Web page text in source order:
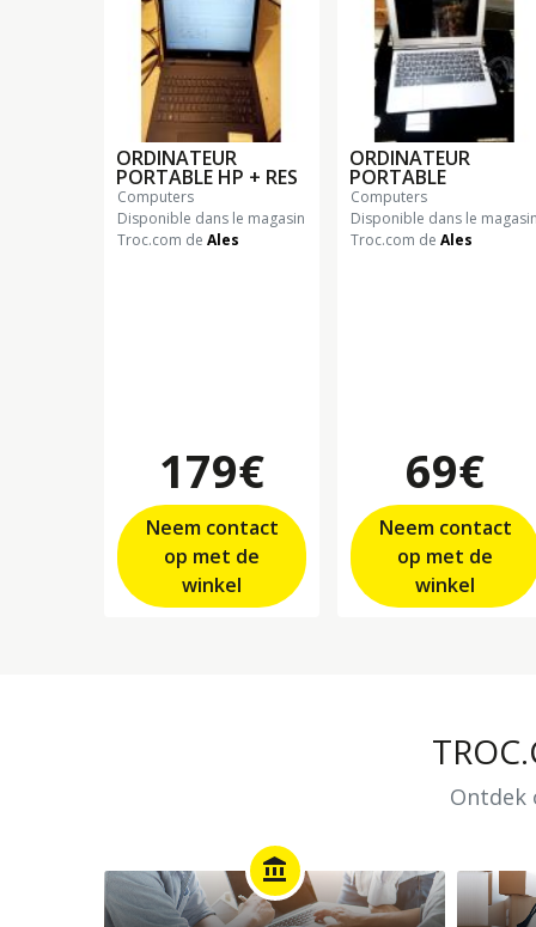
ORDINATEUR
PORTABLE HP + RES
computers
Disponible dans le magasin
Troc.com de Ales
179€
Neem contact
op met de
winkel
ORDINATEUR
PORTABLE
computers
Disponible dans le
Troc.com de Ales
69€
Neem contact
op met de
winkel
Ontdek
account_balance